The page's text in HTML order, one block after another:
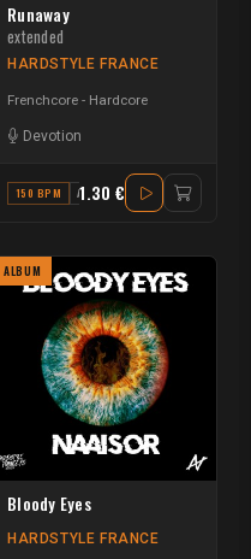
-
Runaway
extended
HARDSTYLE FRANCE
Frenchcore - Hardcore
Devotion
150 BPM A1.30 €
ALBUM
Bloody Eyes
HARDSTYLE FRANCE